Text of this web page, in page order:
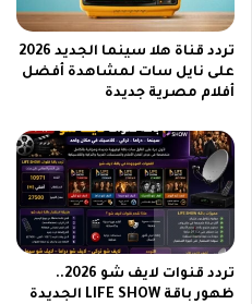
ك
د
إ
ط
ا
ق
س
ل
س
ل
ة
G
ت
ق
و
ي
ت
ت
و
ق
ط
ل
تردد قناة هلا سينما الجديد 2026
على نايل سات لمشاهدة أفضل
أفلام مصرية جديدة
تردد قنوات لايف شو 2026..
ظهور باقة LIFE SHOW الجديدة